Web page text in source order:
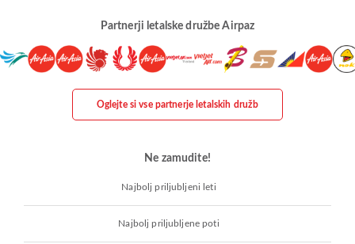
Partnerji letalske družbe Airpaz
Oglejte si vse partnerje letalskih družb
Ne zamudite!
Najbolj priljubljeni leti
Najbolj priljubljene poti